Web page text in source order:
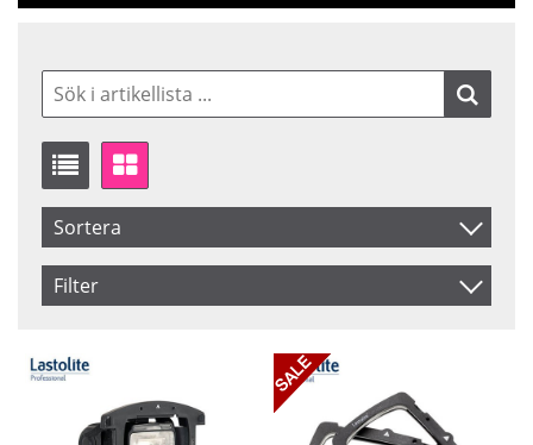
Sortera
Artikelkod
Benämning
Filter
Pris
I lager
Ej i lager